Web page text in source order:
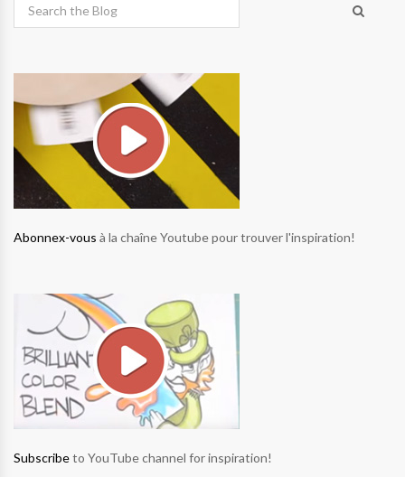
Abonnex-vous à la chaîne Youtube pour trouver l'inspiration!
Subscribeto YouTube channel for inspiration!